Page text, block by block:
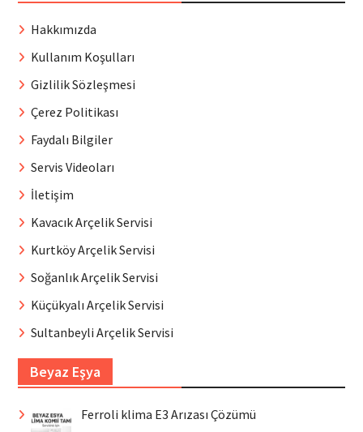
Hakkımızda
Kullanım Koşulları
Gizlilik Sözleşmesi
Çerez Politikası
Faydalı Bilgiler
Servis Videoları
İletişim
Kavacık Arçelik Servisi
Kurtköy Arçelik Servisi
Soğanlık Arçelik Servisi
Küçükyalı Arçelik Servisi
Sultanbeyli Arçelik Servisi
Beyaz Eşya
Ferroli klima E3 Arızası Çözümü